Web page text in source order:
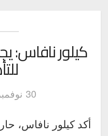
كيلور نافاس:
30 نوفمبر، 2022
أكد كيلور نافاس،